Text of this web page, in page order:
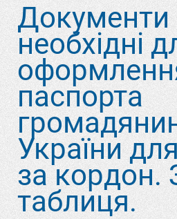
Документи
необхідні
паспорта
України
за кордон.
таблиця.